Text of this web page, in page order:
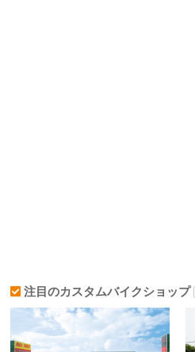
注目のカスタムバイクショップ